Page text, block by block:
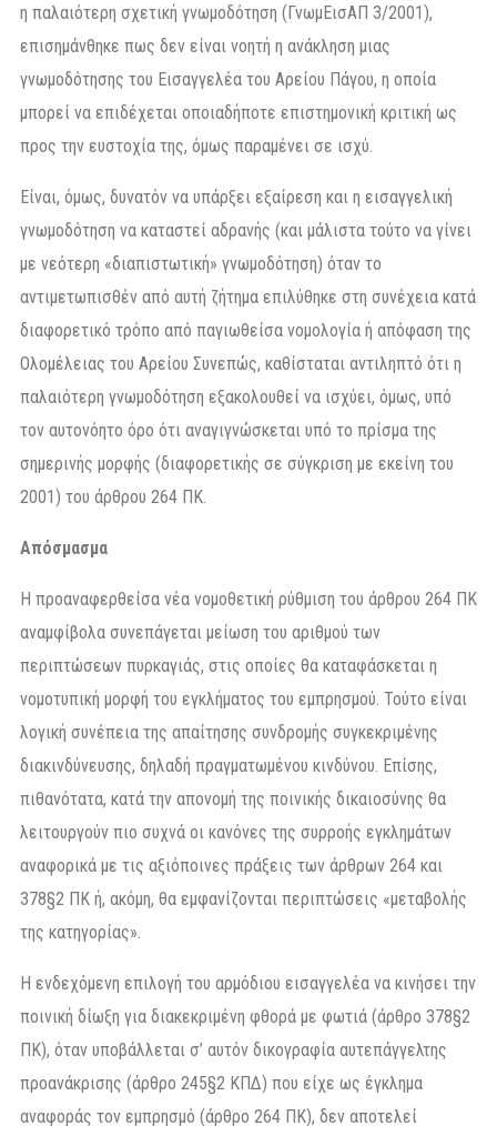
η παλαιότερη σχετική γνωμοδότηση (ΓνωμΕισΑΠ 3/2001),
επισημάνθηκε πως δεν είναι νοητή η ανάκληση μιας
γνωμοδότησης του Εισαγγελέα του Αρείου Πάγου, η οποία
μπορεί να επιδέχεται οποιαδήποτε επιστημονική κριτική ως
προς την ευστοχία της, όμως παραμένει σε ισχύ.
Είναι, όμως, δυνατόν να υπάρξει εξαίρεση και η εισαγγελική
γνωμοδότηση να καταστεί αδρανής (και μάλιστα τούτο να γίνει
με νεότερη «διαπιστωτική» γνωμοδότηση) όταν το
αντιμετωπισθέν από αυτή ζήτημα επιλύθηκε στη συνέχεια κατά
διαφορετικό τρόπο από παγιωθείσα νομολογία ή απόφαση της
Ολομέλειας του Αρείου Συνεπώς, καθίσταται αντιληπτό ότι η
παλαιότερη γνωμοδότηση εξακολουθεί να ισχύει, όμως, υπό
τον αυτονόητο όρο ότι αναγιγνώσκεται υπό το πρίσμα της
σημερινής μορφής (διαφορετικής σε σύγκριση με εκείνη του
2001) του άρθρου 264 ΠΚ.
Απόσμασμα
Η προαναφερθείσα νέα νομοθετική ρύθμιση του άρθρου 264 ΠΚ
αναμφίβολα συνεπάγεται μείωση του αριθμού των
περιπτώσεων πυρκαγιάς, στις οποίες θα καταφάσκεται η
νομοτυπική μορφή του εγκλήματος του εμπρησμού. Τούτο είναι
λογική συνέπεια της απαίτησης συνδρομής συγκεκριμένης
διακινδύνευσης, δηλαδή πραγματωμένου κινδύνου. Επίσης,
πιθανότατα, κατά την απονομή της ποινικής δικαιοσύνης θα
λειτουργούν πιο συχνά οι κανόνες της συρροής εγκλημάτων
αναφορικά με τις αξιόποινες πράξεις των άρθρων 264 και
378§2 ΠΚ ή, ακόμη, θα εμφανίζονται περιπτώσεις «μεταβολής
της κατηγορίας».
Η ενδεχόμενη επιλογή του αρμόδιου εισαγγελέα να κινήσει την
ποινική δίωξη για διακεκριμένη φθορά με φωτιά (άρθρο 378§2
ΠΚ), όταν υποβάλλεται σ’ αυτόν δικογραφία αυτεπάγγελτης
προανάκρισης (άρθρο 245§2 ΚΠΔ) που είχε ως έγκλημα
αναφοράς τον εμπρησμό (άρθρο 264 ΠΚ), δεν αποτελεί